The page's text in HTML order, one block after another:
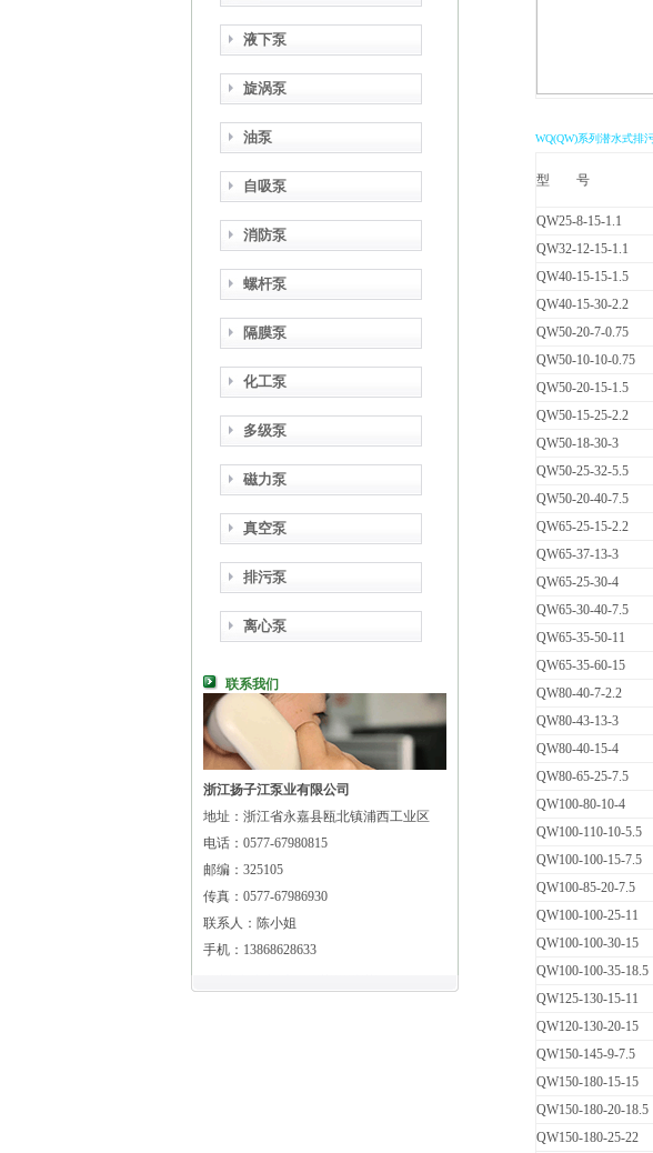
液下泵
旋涡泵
油泵
自吸泵
消防泵
螺杆泵
隔膜泵
化工泵
多级泵
磁力泵
真空泵
排污泵
离心泵
联系我们
浙江扬子江泵业有限公司
地址：浙江省永嘉县瓯北镇浦西工业区
电话：0577-67980815
邮编：325105
传真：0577-67986930
联系人：陈小姐
手机：13868628633
WQ(QW)系列潜水式排
型 号
QW25-8-15-1.1
QW32-12-15-1.1
QW40-15-15-1.5
QW40-15-30-2.2
QW50-20-7-0.75
QW50-10-10-0.75
QW50-20-15-1.5
QW50-15-25-2.2
QW50-18-30-3
QW50-25-32-5.5
QW50-20-40-7.5
QW65-25-15-2.2
QW65-37-13-3
QW65-25-30-4
QW65-30-40-7.5
QW65-35-50-11
QW65-35-60-15
QW80-40-7-2.2
QW80-43-13-3
QW80-40-15-4
QW80-65-25-7.5
QW100-80-10-4
QW100-110-10-5.5
QW100-100-15-7.5
QW100-85-20-7.5
QW100-100-25-11
QW100-100-30-15
QW100-100-35-18.5
QW125-130-15-11
QW120-130-20-15
QW150-145-9-7.5
QW150-180-15-15
QW150-180-20-18.5
QW150-180-25-22